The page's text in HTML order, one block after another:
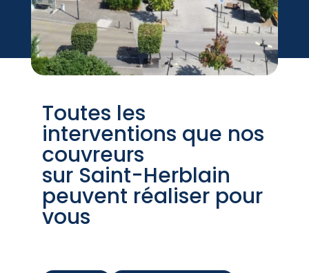
Toutes les
interventions que nos
couvreurs
sur Saint-Herblain
peuvent réaliser pour
vous